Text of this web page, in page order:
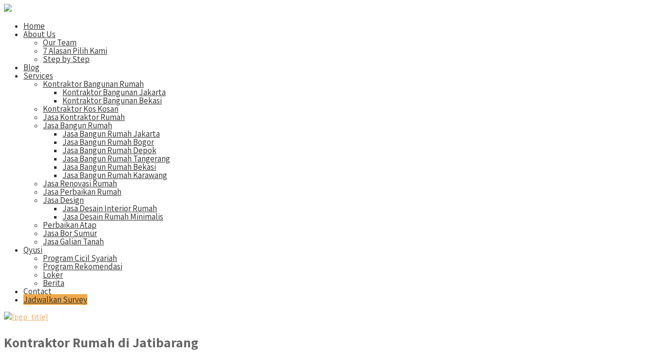
Home
About Us
Our Team
7 Alasan Pilih Kami
Step by Step
Blog
Services
Kontraktor Bangunan Rumah
Kontraktor Bangunan Jakarta
Kontraktor Bangunan Bekasi
Kontraktor Kos Kosan
Jasa Kontraktor Rumah
Jasa Bangun Rumah
Jasa Bangun Rumah Jakarta
Jasa Bangun Rumah Bogor
Jasa Bangun Rumah Depok
Jasa Bangun Rumah Tangerang
Jasa Bangun Rumah Bekasi
Jasa Bangun Rumah Karawang
Jasa Renovasi Rumah
Jasa Perbaikan Rumah
Jasa Design
Jasa Desain Interior Rumah
Jasa Desain Rumah Minimalis
Perbaikan Atap
Jasa Bor Sumur
Jasa Galian Tanah
Qyusi
Program Cicil Syariah
Program Rekomendasi
Loker
Berita
Contact
Jadwalkan Survey
Kontraktor Rumah di Jatibarang